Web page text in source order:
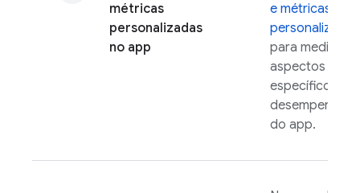
métricas
personalizadas
no app
e métricas
personalizadas
para medir
aspectos
específicos do
desempenho
do app.